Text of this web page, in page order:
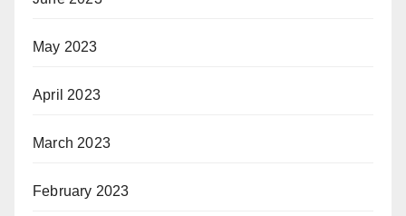
May 2023
April 2023
March 2023
February 2023